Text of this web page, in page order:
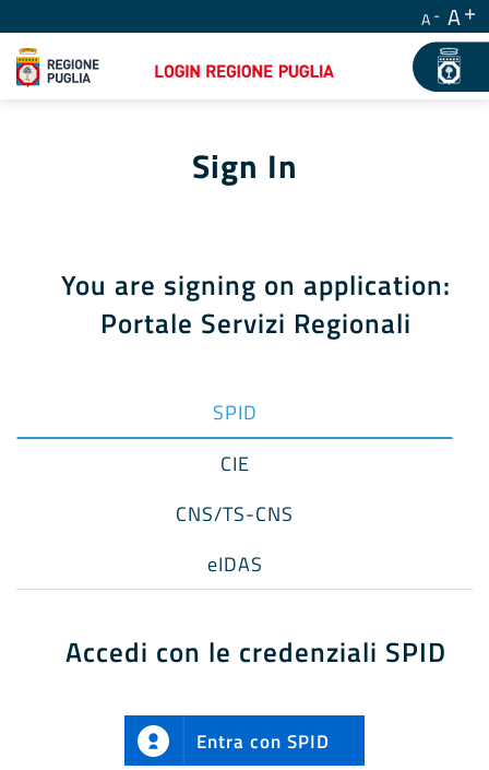
A A
Sign In
You are signing on application:
Portale Servizi Regionali
SPID
CIE
CNS/TS-CNS
eIDAS
Accedi con le credenziali SPID
Entra con SPID